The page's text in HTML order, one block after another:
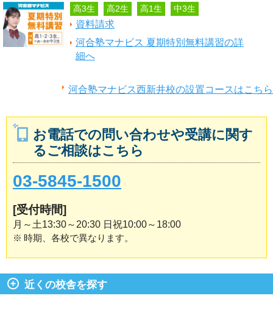
河合塾マナビス西新井校の設置コースはこちら
高3生 高2生 高1生 中3生
資料請求
河合塾マナビス 夏期特別無料講習の詳
細へ
お電話での問い合わせや受講に関す
るご相談はこちら
03-5845-1500
[受付時間]
月～土13:30～20:30 日祝10:00～18:00
※ 時期、各校で異なります。
近くの校舎を探す